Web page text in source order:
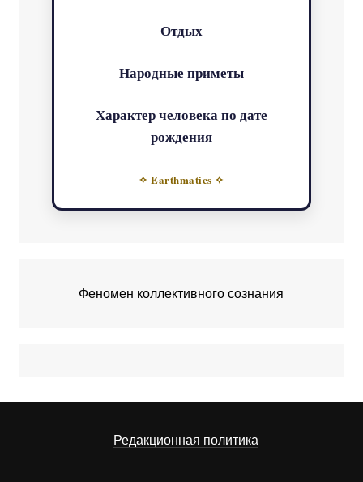
Отдых
Народные приметы
Характер человека по дате
рождения
✧ Earthmatics ✧
Феномен коллективного сознания
Редакционная политика